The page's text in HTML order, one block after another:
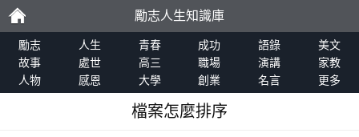
勵
志
勵志人生知識庫
勵志 人生 青春 成功 語錄
美文
故事
處世 高三 職場 演講
家教
人物
感恩 大學 創業 名言 更多
檔案怎麼排序